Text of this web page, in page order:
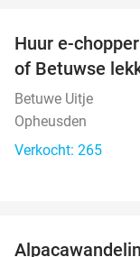
Huur e-
of Betuwse
Betuwe Uitje
Opheusden
Verkocht: 265